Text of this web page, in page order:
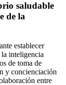
saludable
de la
establecer
inteligencia
de toma de
y concienciación
entre